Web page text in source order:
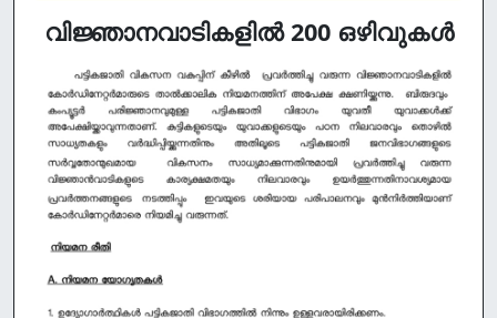
വിജ്ഞാനവാടികളിൽ 200 ഒഴിവുകൾ